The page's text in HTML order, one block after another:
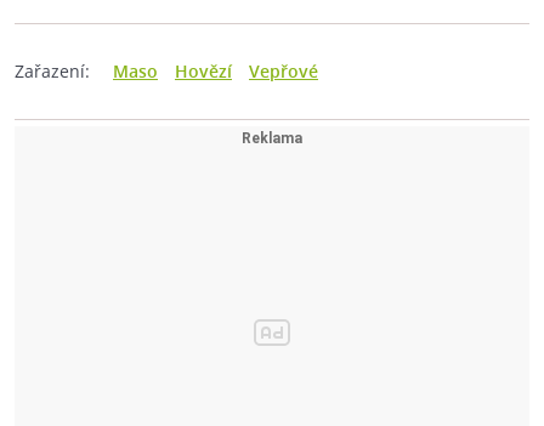
Zařazení: Maso Hovězí Vepřové